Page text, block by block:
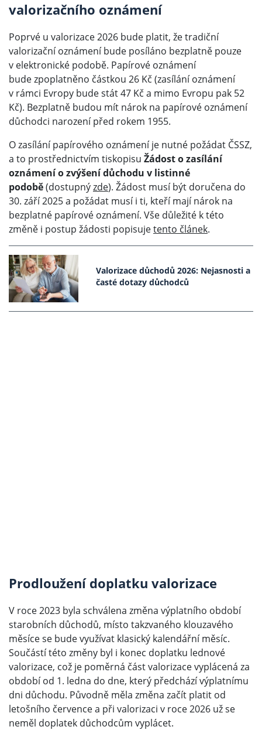
valorizačního oznámení
Poprvé u valorizace 2026 bude platit, že tradiční
valorizační oznámení bude posíláno bezplatně pouze
v elektronické podobě. Papírové oznámení
bude zpoplatněno částkou 26 Kč (zasílání oznámení
v rámci Evropy bude stát 47 Kč a mimo Evropu pak 52
Kč). Bezplatně budou mít nárok na papírové oznámení
důchodci narození před rokem 1955.
O zasílání papírového oznámení je nutné požádat ČSSZ,
a to prostřednictvím tiskopisu Žádost o zasílání
oznámení o zvýšení důchodu v listinné
podobě(dostupnýzde). Žádost musí být doručena do
30. září 2025 a požádat musí i ti, kteří mají nárok na
bezplatné papírové oznámení. Vše důležité k této
změně i postup žádosti popisujetento článek.
Valorizace důchodů 2026: Nejasnosti a
časté dotazy důchodců
Prodloužení doplatku valorizace
V roce 2023 byla schválena změna výplatního období
starobních důchodů, místo takzvaného klouzavého
měsíce se bude využívat klasický kalendářní měsíc.
Součástí této změny byl i konec doplatku lednové
valorizace, což je poměrná část valorizace vyplácená za
období od 1. ledna do dne, který předchází výplatnímu
dni důchodu. Původně měla změna začít platit od
letošního července a při valorizaci v roce 2026 už se
neměl doplatek důchodcům vyplácet.